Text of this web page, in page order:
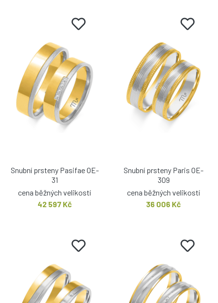
Snubní prsteny Pasifae OE-
31
cena běžných velikostí
42 597 Kč
Snubní prsteny Paris OE-
309
cena běžných velikostí
36 006 Kč